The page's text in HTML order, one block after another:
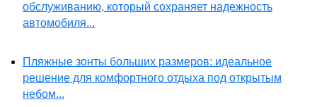
обслуживанию, который сохраняет надежность
автомобиля...
Пляжные зонты больших размеров: идеальное
решение для комфортного отдыха под открытым
небом...